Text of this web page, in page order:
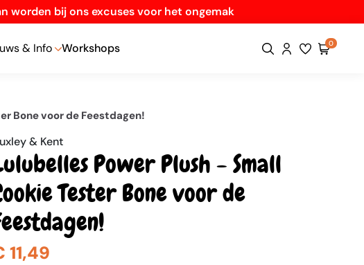
worden bij ons excuses voor het ongemak
& Info Workshops 0
Bone voor de Feestdagen!
& Kent
Power Plush - Small
Tester Bone voor de
11,49